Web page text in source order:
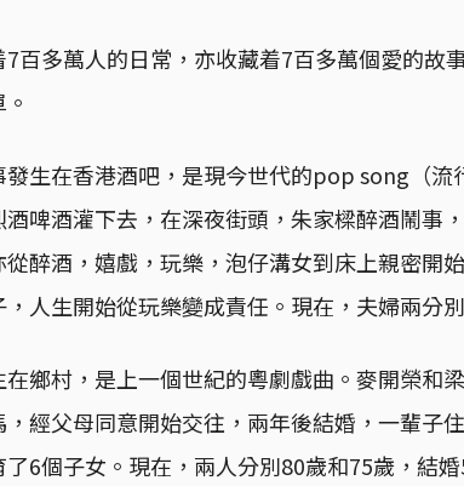
百多萬人的日常，亦收藏着7百多萬個愛的故
生在香港酒吧，是現今世代的pop song（流
啤酒灌下去，在深夜街頭，朱家樑醉酒鬧事
醉酒，嬉戲，玩樂，泡仔溝女到床上親密開
人生開始從玩樂變成責任。現在，夫婦兩分
鄉村，是上一個世紀的粵劇戲曲。麥開榮和
，經父母同意開始交往，兩年後結婚，一輩子
6個子女。現在，兩人分別80歲和75歲，結